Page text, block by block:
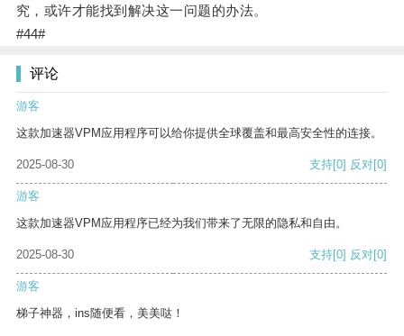
究，或许才能找到解决这一问题的办法。
#44#
评论
游客
这款加速器VPM应用程序可以给你提供全球覆盖和最高安全性的连接。
2025-08-30 支持[0] 反对[0]
游客
这款加速器VPM应用程序已经为我们带来了无限的隐私和自由。
2025-08-30 支持[0] 反对[0]
游客
梯子神器，ins随便看，美美哒！